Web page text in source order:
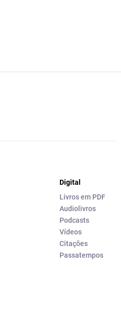
Digital
Livros em PDF
Audiolivros
Podcasts
Vídeos
Citações
Passatempos